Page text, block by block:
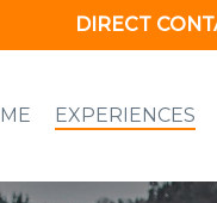
DIRECT
EXPERIENCES